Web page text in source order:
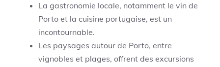
La gastronomie locale, notamment le vin de
Porto et la cuisine portugaise, est un
incontournable.
Les paysages autour de Porto, entre
vignobles et plages, offrent des excursions